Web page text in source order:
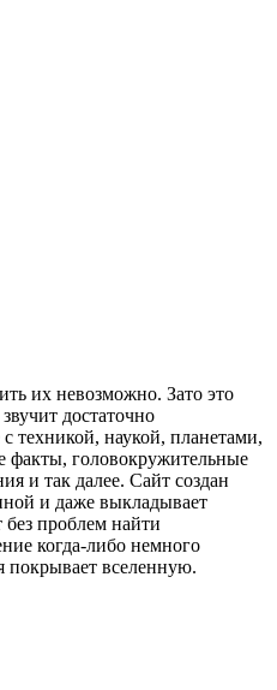
их невозможно. Зато это
достаточно
техникой, наукой, планетами,
факты, головокружительные
и так далее. Сайт создан
и даже выкладывает
проблем найти
когда-либо немного
покрывает вселенную.